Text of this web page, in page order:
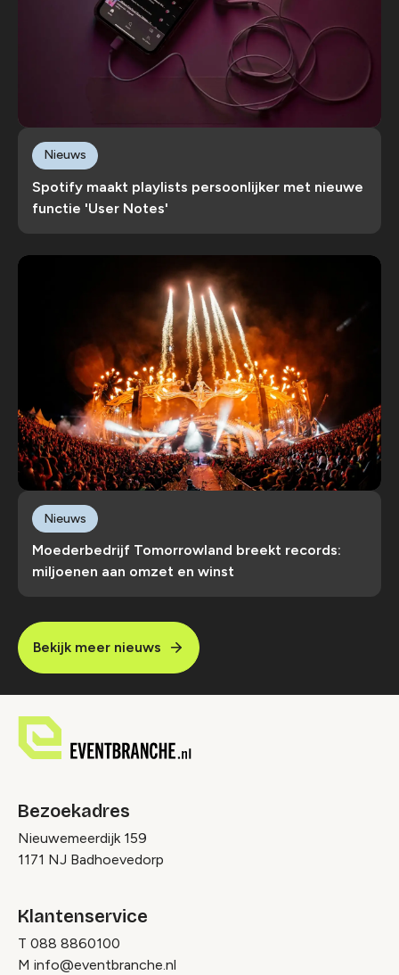
Spotify maakt playlists persoonlijker met nieuwe
functie 'User Notes'
Nieuws
Moederbedrijf Tomorrowland breekt records:
miljoenen aan omzet en winst
Nieuws
Bekijk meer nieuws
Bezoekadres
Nieuwemeerdijk 159
1171 NJ Badhoevedorp
Klantenservice
T 088 8860100
M info@eventbranche.nl